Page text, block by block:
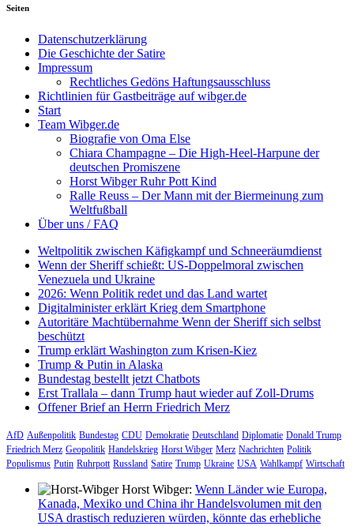
Seiten
Datenschutzerklärung
Die Geschichte der Satire
Impressum
Rechtliches Gedöns Haftungsausschluss
Richtlinien für Gastbeiträge auf wibger.de
Start
Team Wibger.de
Biografie von Oma Else
Chiara Champagne – Die High-Heel-Harpune der
deutschen Promiszene
Horst Wibger Ruhr Pott Kind
Ralle Reuss – Der Mann mit der Biermeinung zum
Weltfußball
Über uns / FAQ
Weltpolitik zwischen Käfigkampf und Schneeräumdienst
Wenn der Sheriff schießt: US-Doppelmoral zwischen
Venezuela und Ukraine
2026: Wenn Politik redet und das Land wartet
Digitalminister erklärt Krieg dem Smartphone
Autoritäre Machtübernahme Wenn der Sheriff sich selbst
beschützt
Trump erklärt Washington zum Krisen-Kiez
Trump & Putin in Alaska
Bundestag bestellt jetzt Chatbots
Erst Trallala – dann Trump haut wieder auf Zoll-Drums
Offener Brief an Herrn Friedrich Merz
AfD Außenpolitik Bundestag CDU Demokratie Deutschland Diplomatie Donald Trump
Friedrich Merz Geopolitik Handelskrieg Horst Wibger Merz Nachrichten Politik
Populismus Putin Ruhrpott Russland Satire Trump Ukraine USA Wahlkampf Wirtschaft
Horst Wibger: Wenn Länder wie Europa,
Kanada, Mexiko und China ihr Handelsvolumen mit den
USA drastisch reduzieren würden, könnte das erhebliche